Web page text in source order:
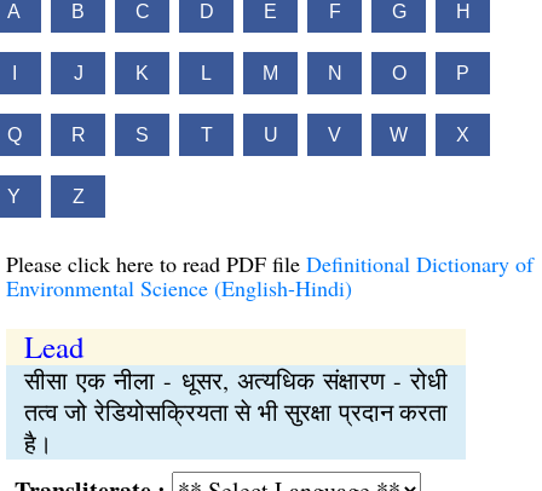
A B C D E F G H
J K L M N O P
Q R S T U V W X
Y Z
Please click here to read PDF file Definitional Dictionary of
Environmental Science (English-Hindi)
Lead
सीसा एक नीला - धूसर, अत्यधिक संक्षारण - रोधी
तत्व जो रेडियोसक्रियता से भी सुरक्षा प्रदान करता
है।